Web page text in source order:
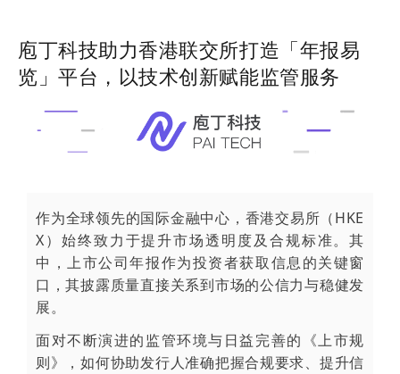
庖丁科技助力香港联交所打造「年报易
览」平台，以技术创新赋能监管服务
作为全球领先的国际金融中心，香港交易所（HKE
X）始终致力于提升市场透明度及合规标准。其
中，上市公司年报作为投资者获取信息的关键窗
口，其披露质量直接关系到市场的公信力与稳健发
展。
面对不断演进的监管环境与日益完善的《上市规
则》，如何协助发行人准确把握合规要求、提升信